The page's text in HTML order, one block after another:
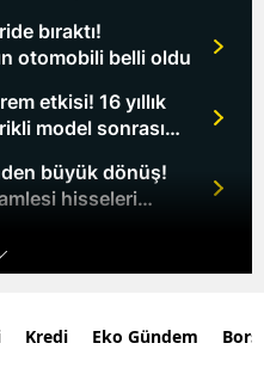
bıraktı!
otomobili belli oldu
etkisi! 16 yıllık
model sonrası
büyük dönüş!
hisseleri
geliyor
Kredi Eko Gündem